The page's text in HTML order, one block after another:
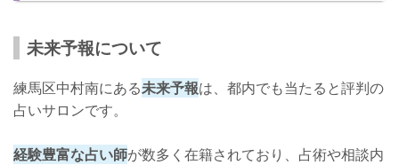
未来予報について
練馬区中村南にある未来予報は、都内でも当たると評判の
占いサロンです。
経験豊富な占い師が数多く在籍されており、占術や相談内